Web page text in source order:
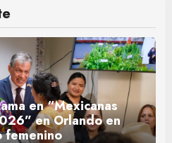
en “Mexicanas
en Orlando en
femenino